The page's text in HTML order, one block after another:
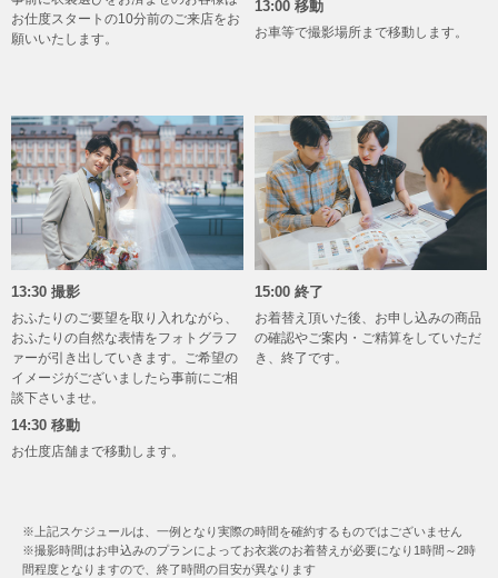
お仕度スタートの10分前のご来店をお
願いいたします。
13:00 移動
お車等で撮影場所まで移動します。
13:30 撮影
おふたりのご要望を取り入れながら、
おふたりの自然な表情をフォトグラフ
ァーが引き出していきます。ご希望の
イメージがございましたら事前にご相
談下さいませ。
14:30 移動
お仕度店舗まで移動します。
15:00 終了
お着替え頂いた後、お申し込みの商品
の確認やご案内・ご精算をしていただ
き、終了です。
※上記スケジュールは、一例となり実際の時間を確約するものではございません
※撮影時間はお申込みのプランによってお衣裳のお着替えが必要になり1時間～2時
間程度となりますので、終了時間の目安が異なります